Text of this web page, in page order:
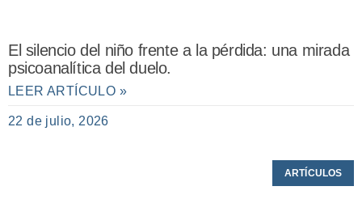
El silencio del niño frente a la pérdida: una mirada
psicoanalítica del duelo.
LEER ARTÍCULO »
22 de julio, 2026
ARTÍCULOS